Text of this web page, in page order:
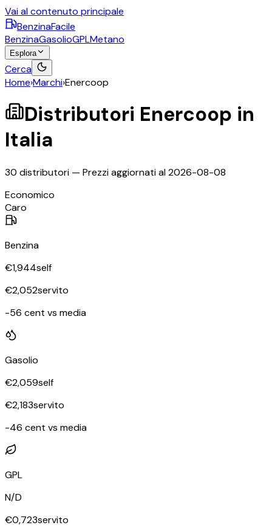
Vai al contenuto principale
BenzinaFacile
BenzinaGasolioGPLMetano
Esplora
Cerca
Home›Marchi›Enercoop
Distributori Enercoop in
Italia
30 distributori — Prezzi aggiornati al2026-08-08
Economico
Caro
Benzina
€1,944self
€2,052servito
-56 cent vs media
Gasolio
€2,059self
€2,183servito
-46 cent vs media
GPL
N/D
€0,723servito